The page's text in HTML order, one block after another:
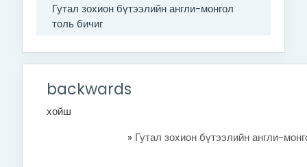
Гутал зохион бүтээлийн англи-монгол
толь бичиг
backwards
хойш
» Гутал зохион бүтээлийн англи-